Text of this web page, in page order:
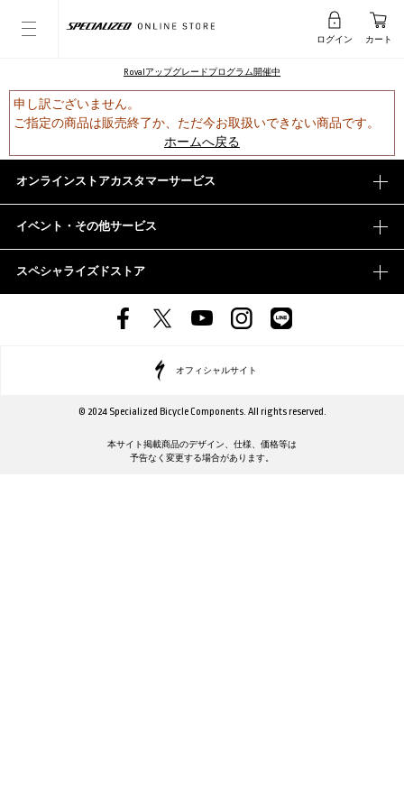
ログイン カート
Rovalアップグレードプログラム開催中
申し訳ございません。
ご指定の商品は販売終了か、ただ今お取扱いできない商品です。
ホームへ戻る
オンラインストアカスタマーサービス
イベント・その他サービス
スペシャライズドストア
オフィシャルサイト
© 2024 Specialized Bicycle Components. All rights reserved.
本サイト掲載商品のデザイン、仕様、価格等は
予告なく変更する場合があります。